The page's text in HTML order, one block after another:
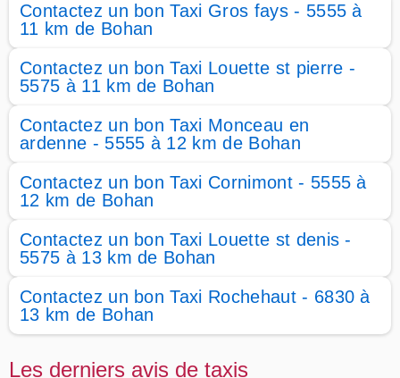
Contactez un bon Taxi Gros fays - 5555 à
11 km de Bohan
Contactez un bon Taxi Louette st pierre -
5575 à 11 km de Bohan
Contactez un bon Taxi Monceau en
ardenne - 5555 à 12 km de Bohan
Contactez un bon Taxi Cornimont - 5555 à
12 km de Bohan
Contactez un bon Taxi Louette st denis -
5575 à 13 km de Bohan
Contactez un bon Taxi Rochehaut - 6830 à
13 km de Bohan
Les derniers avis de taxis